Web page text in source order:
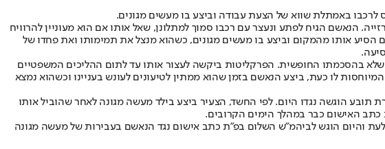
הנאשם הגיח לפתע ונעצר עם רכבו סמוך למתלונן, שאל אותו אם הוא מעוניין להרוויח
אותו מהמקום וביצע בו מעשים מגונים, כשהוא מנצל את תמימותו ואת פחדו של
בהסכמתו החופשית. הפרקליטות ביקשה לעצור אותו עד לתום ההליכים המשפטיים
מגונה בקטין מתחת לגיל 14, פרסום תועבה ועוד. את העבירות המיוחסות לו כעת, ביצע הנאשם בזמן שהוא ממתין לטיעונים לעונש בעניינו וכשהוא נמצא
תובע הוגשה נגדו היום. לפי החשד, הצעיר ביצע בילד מעשה מגונה לאחר שהוביל אותו
כתב האישום כבר במהלך הימים הקרובים.
והיום הוגש לביהמ"ש השלום בפ"ת כתב אישום נגד הנאשם בעבירות של מעשה מגונה